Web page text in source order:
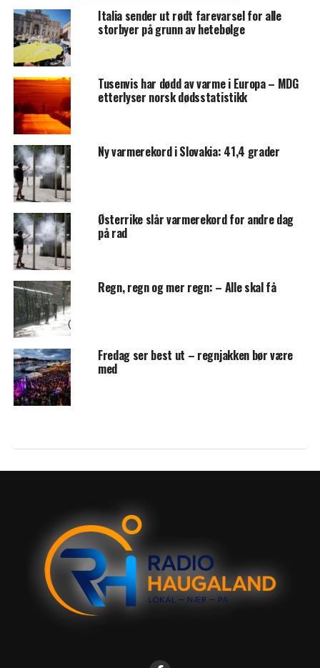
Italia sender ut rødt farevarsel for alle
storbyer på grunn av hetebølge
Tusenvis har dødd av varme i Europa – MDG
etterlyser norsk dødsstatistikk
Ny varmerekord i Slovakia: 41,4 grader
Østerrike slår varmerekord for andre dag
på rad
Regn, regn og mer regn: – Alle skal få
Fredag ser best ut – regnjakken bør være
med